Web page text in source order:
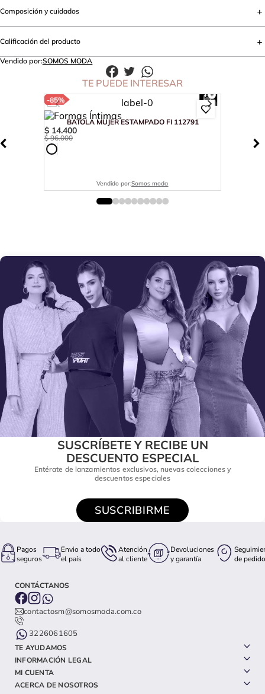
Composición y cuidados
Calificación del producto
Vendido por:SOMOS MODA
TE PUEDE INTERESAR
-85%
BATOLA MUJER ESTAMPADO FI 112791
$ 14.400
$ 96.000
Vendido por:Somos moda
SUSCRÍBETE Y RECIBE UN
DESCUENTO ESPECIAL
Entérate de lanzamientos exclusivos, nuevas colecciones y
descuentos especiales
SUSCRIBIRME
Pagos
seguros
Envio a todo
el país
Atención
al cliente
Devoluciones
y garantía
de pedido
CONTÁCTANOS
contactosm@somosmoda.com.co
3226061605
TE AYUDAMOS
INFORMACIÓN LEGAL
MI CUENTA
ACERCA DE NOSOTROS